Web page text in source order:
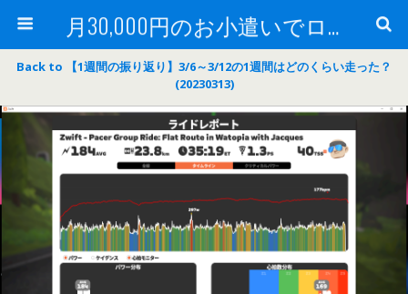
月30,000円のお小遣いでロードバイク
Back to 【1週間の振り返り】3/6～3/12の1週間はどのくらい走った？
(20230313)